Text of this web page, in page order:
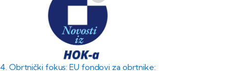
4. Obrtnički fokus: EU fondovi za obrtnike: